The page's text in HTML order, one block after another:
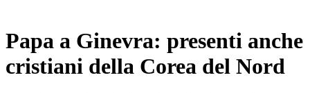
Papa a Ginevra: presenti anche
cristiani della Corea del Nord